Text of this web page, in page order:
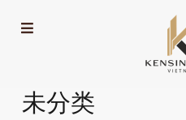
未分类